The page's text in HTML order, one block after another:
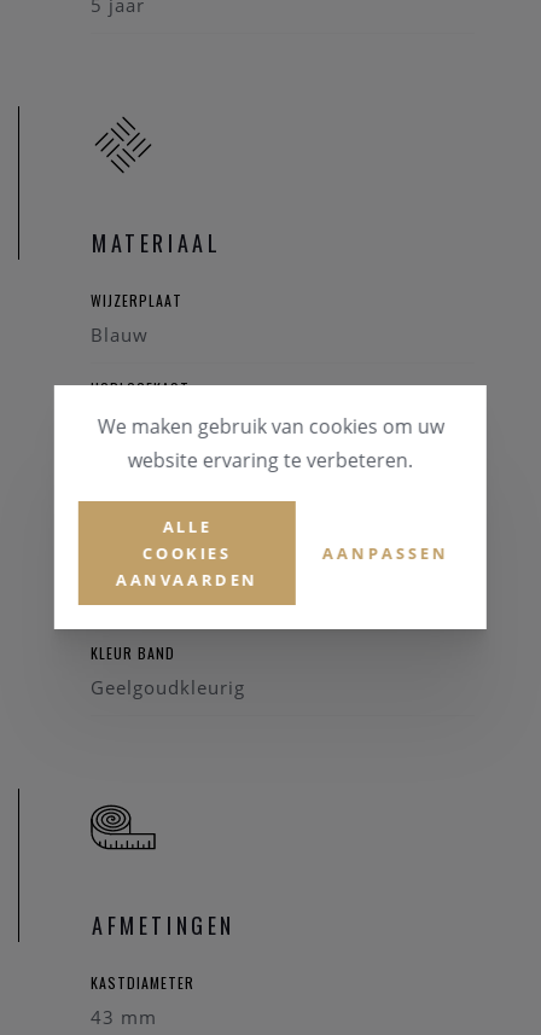
5 jaar
MATERIAAL
WIJZERPLAAT
Blauw
HORLOGEKAST
Staal
HORLOGEBAND
Staal
KLEUR BAND
Geelgoudkleurig
AFMETINGEN
KASTDIAMETER
43 mm
We maken gebruik van cookies om uw
website ervaring te verbeteren.
ALLE
COOKIES
AANVAARDEN
AANPASSEN